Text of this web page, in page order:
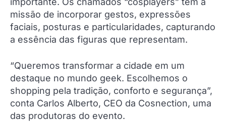
missão de incorporar gestos, expressões
faciais, posturas e particularidades, capturando
a essência das figuras que representam.
“Queremos transformar a cidade em um
destaque no mundo geek. Escolhemos o
shopping pela tradição, conforto e segurança”,
conta Carlos Alberto, CEO da Cosnection, uma
das produtoras do evento.